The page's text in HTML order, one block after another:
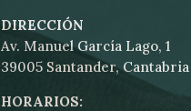
DIRECCIÓN
Av. Manuel García Lago, 1
39005 Santander, Cantabria
HORARIOS: